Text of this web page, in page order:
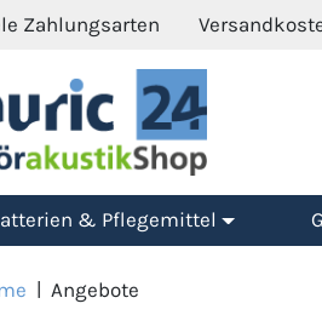
Zahlungsarten
& Pflegemittel
| Angebote